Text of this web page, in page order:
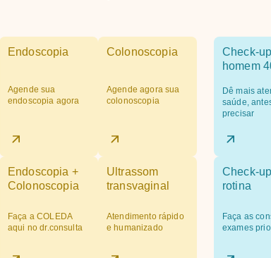
Endoscopia
Agende sua
endoscopia agora
Colonoscopia
Agende agora sua
colonoscopia
Endoscopia +
Colonoscopia
Faça a COLEDA
aqui no dr.consulta
Ultrassom
transvaginal
Atendimento rápido
e humanizado
Check-
homem
Dê mais
saúde,
precisar
Check-
rotina
Faça as
exames